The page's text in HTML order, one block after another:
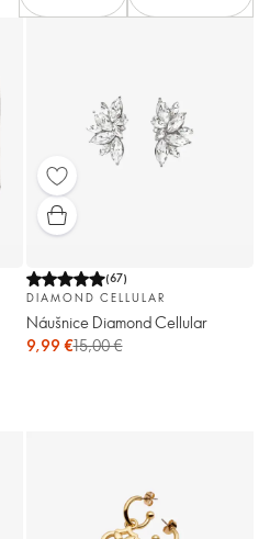
(67)
DIAMOND CELLULAR
Náušnice Diamond Cellular
9,99 €15,00 €